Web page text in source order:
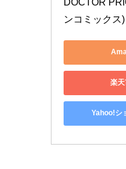
ンコミックス)
楽
Yahoo!シ